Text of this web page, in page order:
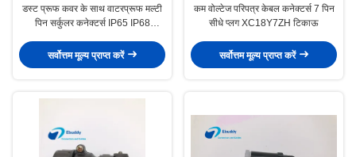
डस्ट प्रूफ कवर के साथ वाटरप्रूफ मल्टी
पिन सर्कुलर कनेक्टर्स IP65 IP68
सर्वोत्तम मूल्य प्राप्त करें
कम वोल्टेज परिपत्र केबल कनेक्टर्स 7 पिन
सीधे प्लग XC18Y7ZH टिकाऊ
सर्वोत्तम मूल्य प्राप्त करें